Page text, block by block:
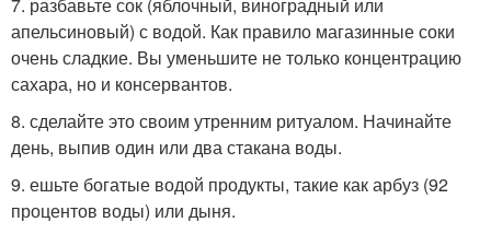
апельсиновый) с водой. Как правило магазинные соки
очень сладкие. Вы уменьшите не только концентрацию
сахара, но и консервантов.
8. сделайте это своим утренним ритуалом. Начинайте
день, выпив один или два стакана воды.
9. ешьте богатые водой продукты, такие как арбуз (92
процентов воды) или дыня.